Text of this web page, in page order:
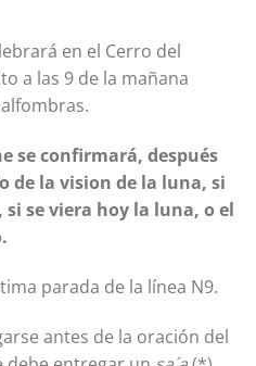
en el Cerro del
a las 9 de la mañana
se confirmará, después
de la vision de la luna, si
si se viera hoy la luna, o el
parada de la línea N9.
antes de la oración del